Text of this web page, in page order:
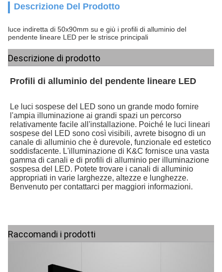
Descrizione Del Prodotto
luce indiretta di 50x90mm su e giù i profili di alluminio del
pendente lineare LED per le strisce principali
Descrizione di prodotto
Profili di alluminio del pendente lineare LED
Le luci sospese del LED sono un grande modo fornire
l'ampia illuminazione ai grandi spazi un percorso
relativamente facile all'installazione. Poiché le luci lineari
sospese del LED sono così visibili, avrete bisogno di un
canale di alluminio che è durevole, funzionale ed estetico
soddisfacente. L'illuminazione di K&C fornisce una vasta
gamma di canali e di profili di alluminio per illuminazione
sospesa del LED. Potete trovare i canali di alluminio
appropriati in varie larghezze, altezze e lunghezze.
Benvenuto per contattarci per maggiori informazioni.
Raccomandi i prodotti